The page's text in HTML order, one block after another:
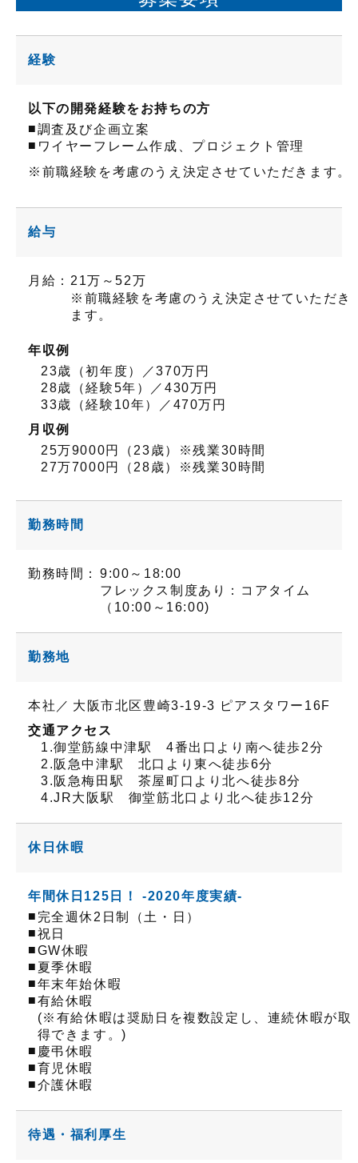
経験
以下の開発経験をお持ちの方
■調査及び企画立案
■ ワイヤーフレーム作成、プロジェクト管理
※前職経験を考慮のうえ決定させていただきます。
給与
月給： 21万～52万
※前職経験を考慮のうえ決定させていただき
ます。
年収例
23歳（初年度）／370万円
28歳（経験5年）／430万円
33歳（経験10年）／470万円
月収例
25万9000円（23歳）※残業30時間
27万7000円（28歳）※残業30時間
勤務時間
勤務時間：
9:00～18:00
フレックス制度あり：コアタイム
（10:00～16:00)
勤務地
本社／ 大阪市北区豊崎3-19-3 ピアスタワー16F
交通アクセス
1.御堂筋線中津駅 4番出口より南へ徒歩2分
2.阪急中津駅 北口より東へ徒歩6分
3.阪急梅田駅 茶屋町口より北へ徒歩8分
4.JR大阪駅 御堂筋北口より北へ徒歩12分
休日休暇
年間休日125日！ -2020年度実績-
■ 完全週休2日制（土・日）
■祝日
■GW休暇
■ 夏季休暇
■年末年始休暇
■有給休暇
(※有給休暇は奨励日を複数設定し、連続休暇が取
得できます。)
■ 慶弔休暇
■育児休暇
■介護休暇
待遇・福利厚生